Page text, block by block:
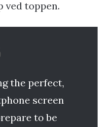
ved toppen.
the perfect,
screen
to be